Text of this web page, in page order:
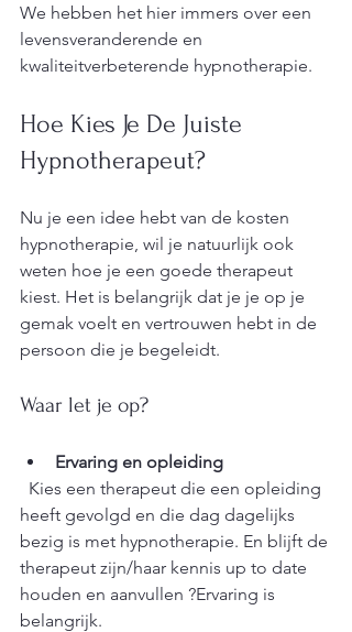
We hebben het hier immers over een
levensveranderende en
kwaliteitverbeterende hypnotherapie.
Hoe Kies Je De Juiste
Hypnotherapeut?
Nu je een idee hebt van de kosten
hypnotherapie, wil je natuurlijk ook
weten hoe je een goede therapeut
kiest. Het is belangrijk dat je je op je
gemak voelt en vertrouwen hebt in de
persoon die je begeleidt.
Waar let je op?
Ervaring en opleiding
heeft gevolgd en die dag dagelijks
bezig is met hypnotherapie. En blijft de
therapeut zijn/haar kennis up to date
houden en aanvullen ?Ervaring is
belangrijk.